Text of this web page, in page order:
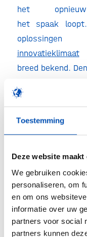
Toestemming
Deze website
We gebruiken
personaliseren, om
en om ons
informatie over uw
partners voor social
partners kunnen
het
het spaak
innovatieklimaat
breed bekend.
aan
fase van
Genoeg,
vraagt om
in R&D,